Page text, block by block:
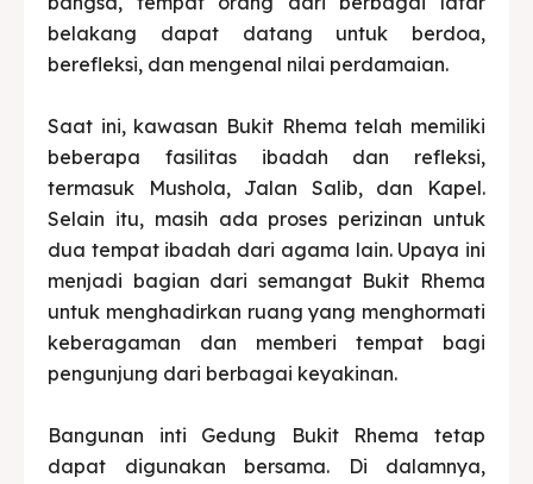
belakang dapat datang untuk berdoa,
berefleksi, dan mengenal nilai perdamaian.
Saat ini, kawasan Bukit Rhema telah memiliki
beberapa fasilitas ibadah dan refleksi,
termasuk Mushola, Jalan Salib, dan Kapel.
Selain itu, masih ada proses perizinan untuk
dua tempat ibadah dari agama lain. Upaya ini
menjadi bagian dari semangat Bukit Rhema
untuk menghadirkan ruang yang menghormati
keberagaman dan memberi tempat bagi
pengunjung dari berbagai keyakinan.
Bangunan inti Gedung Bukit Rhema tetap
dapat digunakan bersama. Di dalamnya,